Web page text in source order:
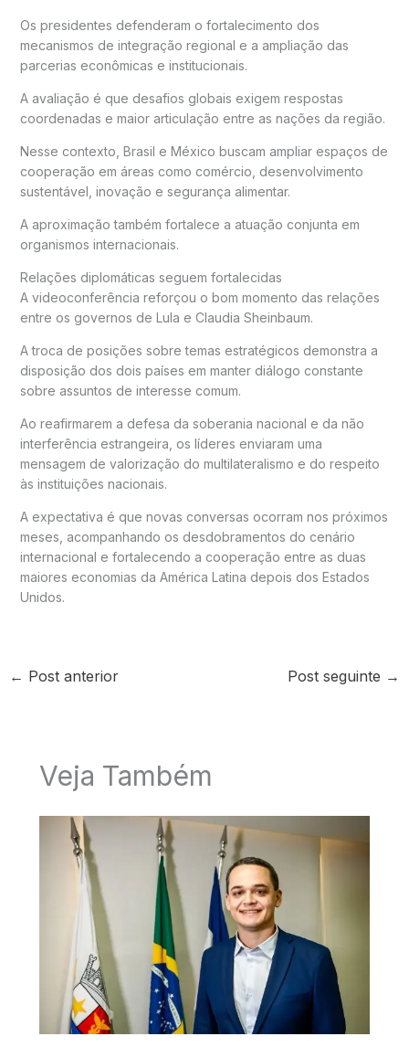
Os presidentes defenderam o fortalecimento dos
mecanismos de integração regional e a ampliação das
parcerias econômicas e institucionais.
A avaliação é que desafios globais exigem respostas
coordenadas e maior articulação entre as nações da região.
Nesse contexto, Brasil e México buscam ampliar espaços de
cooperação em áreas como comércio, desenvolvimento
sustentável, inovação e segurança alimentar.
A aproximação também fortalece a atuação conjunta em
organismos internacionais.
Relações diplomáticas seguem fortalecidas
A videoconferência reforçou o bom momento das relações
entre os governos de Lula e Claudia Sheinbaum.
A troca de posições sobre temas estratégicos demonstra a
disposição dos dois países em manter diálogo constante
sobre assuntos de interesse comum.
Ao reafirmarem a defesa da soberania nacional e da não
interferência estrangeira, os líderes enviaram uma
mensagem de valorização do multilateralismo e do respeito
às instituições nacionais.
A expectativa é que novas conversas ocorram nos próximos
meses, acompanhando os desdobramentos do cenário
internacional e fortalecendo a cooperação entre as duas
maiores economias da América Latina depois dos Estados
Unidos.
← Post anterior Post seguinte →
Veja Também